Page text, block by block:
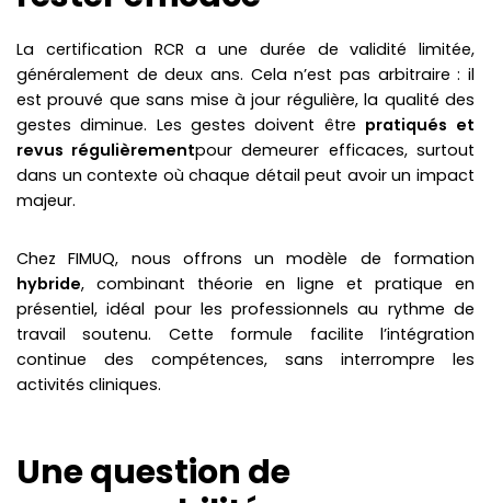
La certification RCR a une durée de validité limitée,
généralement de deux ans. Cela n’est pas arbitraire : il
est prouvé que sans mise à jour régulière, la qualité des
gestes diminue. Les gestes doivent être pratiqués et
revus régulièrementpour demeurer efficaces, surtout
dans un contexte où chaque détail peut avoir un impact
majeur.
Chez FIMUQ, nous offrons un modèle de formation
hybride, combinant théorie en ligne et pratique en
présentiel, idéal pour les professionnels au rythme de
travail soutenu. Cette formule facilite l’intégration
continue des compétences, sans interrompre les
activités cliniques.
Une question de